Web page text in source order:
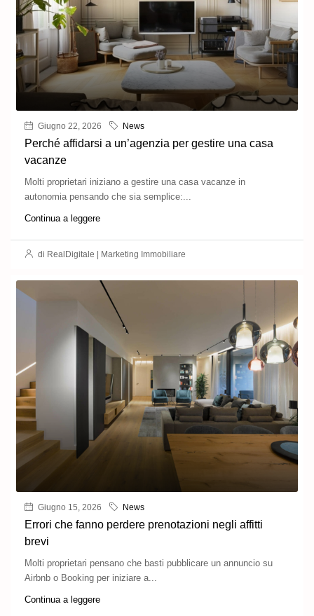
Giugno 22, 2026 News
Perché affidarsi a un’agenzia per gestire una casa
vacanze
Molti proprietari iniziano a gestire una casa vacanze in
autonomia pensando che sia semplice:...
Continua a leggere
di RealDigitale | Marketing Immobiliare
Giugno 15, 2026 News
Errori che fanno perdere prenotazioni negli affitti
brevi
Molti proprietari pensano che basti pubblicare un annuncio su
Airbnb o Booking per iniziare a...
Continua a leggere